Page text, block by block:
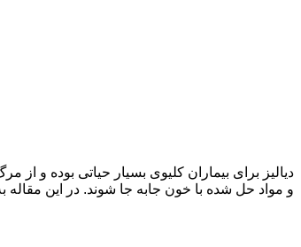
و مواد حل شده با خون جابه جا شوند. در این